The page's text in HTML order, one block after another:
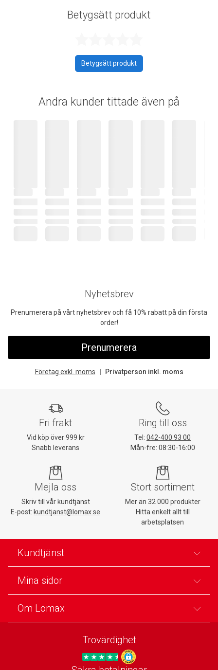
Betygsätt produkt
Betygsätt produkt
Andra kunder tittade även på
Nyhetsbrev
Prenumerera på vårt nyhetsbrev och få 10% rabatt på din första
order!
Prenumerera
Företag exkl. moms Privatperson inkl. moms
Fri frakt
Vid köp över 999 kr
Snabb leverans
Ring till oss
Tel: 042-400 93 00
Mån-fre: 08:30-16:00
Mejla oss
Skriv till vår kundtjänst
E-post: kundtjanst@lomax.se
Stort sortiment
Mer än 32 000 produkter
Hitta enkelt allt till
arbetsplatsen
Kundtjänst
Mina sidor
Om Lomax
Trovärdighet
Trygg E-handel